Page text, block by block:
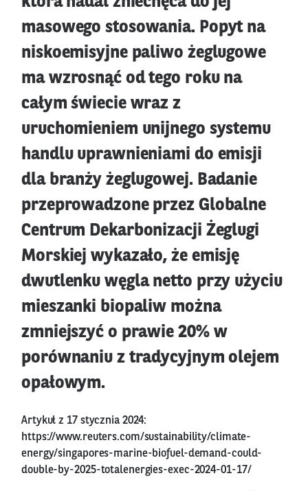
masowego stosowania. Popyt na
niskoemisyjne paliwo żeglugowe
ma wzrosnąć od tego roku na
całym świecie wraz z
uruchomieniem unijnego systemu
handlu uprawnieniami do emisji
dla branży żeglugowej. Badanie
przeprowadzone przez Globalne
Centrum Dekarbonizacji Żeglugi
Morskiej wykazało, że emisję
dwutlenku węgla netto przy użyciu
mieszanki biopaliw można
zmniejszyć o prawie 20% w
porównaniu z tradycyjnym olejem
opałowym.
Artykuł z 17 stycznia 2024:
https://www.reuters.com/sustainability/climate-
energy/singapores-marine-biofuel-demand-could-
double-by-2025-totalenergies-exec-2024-01-17/